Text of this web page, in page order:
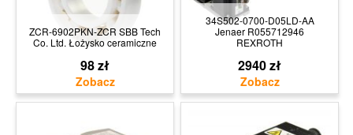
ZCR-6902PKN-ZCR SBB Tech
Co. Ltd. Łożysko ceramiczne
98 zł
34S502-0700-D05LD-AA
Jenaer R055712946
REXROTH
2940 zł